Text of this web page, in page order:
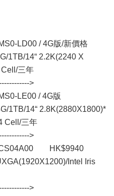
LD00 / 4G版/新價格
14“ 2.2K(2240 X
三年
>
LE00 / 4G版
14“ 2.8K(2880X1800)*
Cell/三年
>
HK$9940
Intel Iris
>